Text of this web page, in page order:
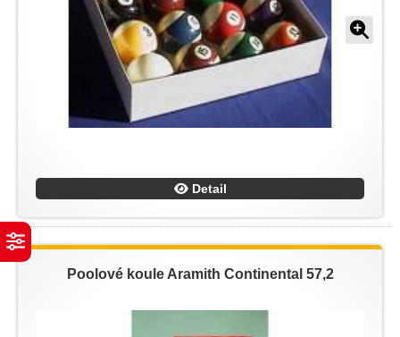
Detail
Poolové koule Aramith Continental 57,2